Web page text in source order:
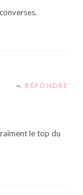
RÉPONDRE
le top du